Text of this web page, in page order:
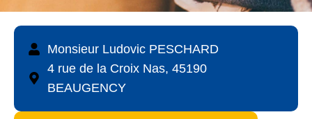
Monsieur Ludovic PESCHARD
4 rue de la Croix Nas, 45190
BEAUGENCY